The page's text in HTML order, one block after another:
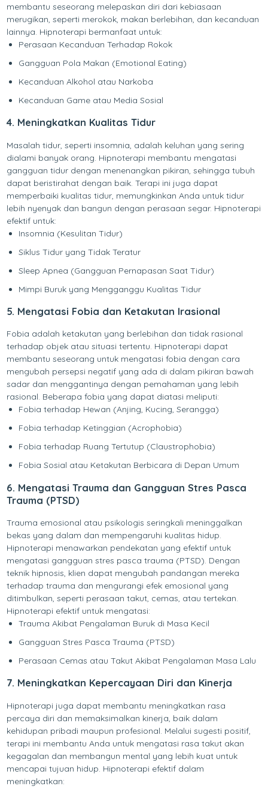
membantu seseorang melepaskan diri dari kebiasaan
merugikan, seperti merokok, makan berlebihan, dan kecanduan
lainnya. Hipnoterapi bermanfaat untuk:
Perasaan Kecanduan Terhadap Rokok
Gangguan Pola Makan (Emotional Eating)
Kecanduan Alkohol atau Narkoba
Kecanduan Game atau Media Sosial
4. Meningkatkan Kualitas Tidur
Masalah tidur, seperti insomnia, adalah keluhan yang sering
dialami banyak orang. Hipnoterapi membantu mengatasi
gangguan tidur dengan menenangkan pikiran, sehingga tubuh
dapat beristirahat dengan baik. Terapi ini juga dapat
memperbaiki kualitas tidur, memungkinkan Anda untuk tidur
lebih nyenyak dan bangun dengan perasaan segar. Hipnoterapi
efektif untuk:
Insomnia (Kesulitan Tidur)
Siklus Tidur yang Tidak Teratur
Sleep Apnea (Gangguan Pernapasan Saat Tidur)
Mimpi Buruk yang Mengganggu Kualitas Tidur
5. Mengatasi Fobia dan Ketakutan Irasional
Fobia adalah ketakutan yang berlebihan dan tidak rasional
terhadap objek atau situasi tertentu. Hipnoterapi dapat
membantu seseorang untuk mengatasi fobia dengan cara
mengubah persepsi negatif yang ada di dalam pikiran bawah
sadar dan menggantinya dengan pemahaman yang lebih
rasional. Beberapa fobia yang dapat diatasi meliputi:
Fobia terhadap Hewan (Anjing, Kucing, Serangga)
Fobia terhadap Ketinggian (Acrophobia)
Fobia terhadap Ruang Tertutup (Claustrophobia)
Fobia Sosial atau Ketakutan Berbicara di Depan Umum
6. Mengatasi Trauma dan Gangguan Stres Pasca
Trauma (PTSD)
Trauma emosional atau psikologis seringkali meninggalkan
bekas yang dalam dan mempengaruhi kualitas hidup.
Hipnoterapi menawarkan pendekatan yang efektif untuk
mengatasi gangguan stres pasca trauma (PTSD). Dengan
teknik hipnosis, klien dapat mengubah pandangan mereka
terhadap trauma dan mengurangi efek emosional yang
ditimbulkan, seperti perasaan takut, cemas, atau tertekan.
Hipnoterapi efektif untuk mengatasi:
Trauma Akibat Pengalaman Buruk di Masa Kecil
Gangguan Stres Pasca Trauma (PTSD)
Perasaan Cemas atau Takut Akibat Pengalaman Masa Lalu
7. Meningkatkan Kepercayaan Diri dan Kinerja
Hipnoterapi juga dapat membantu meningkatkan rasa
percaya diri dan memaksimalkan kinerja, baik dalam
kehidupan pribadi maupun profesional. Melalui sugesti positif,
terapi ini membantu Anda untuk mengatasi rasa takut akan
kegagalan dan membangun mental yang lebih kuat untuk
mencapai tujuan hidup. Hipnoterapi efektif dalam
meningkatkan: